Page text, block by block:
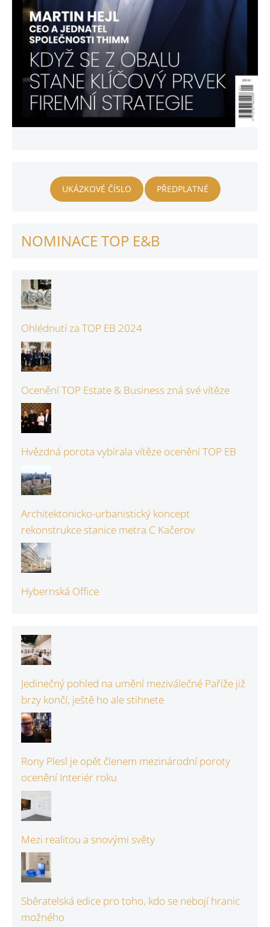
UKÁZKOVÉ ČÍSLO PŘEDPLATNÉ
NOMINACE TOP E&B
Ohlédnutí za TOP EB 2024
Ocenění TOP Estate & Business zná své vítěze
Hvězdná porota vybírala vítěze ocenění TOP EB
Architektonicko-urbanistický koncept
rekonstrukce stanice metra C Kačerov
Hybernská Office
Jedinečný pohled na umění meziválečné Paříže již
brzy končí, ještě ho ale stihnete
Rony Plesl je opět členem mezinárodní poroty
ocenění Interiér roku
Mezi realitou a snovými světy
Sběratelská edice pro toho, kdo se nebojí hranic
možného